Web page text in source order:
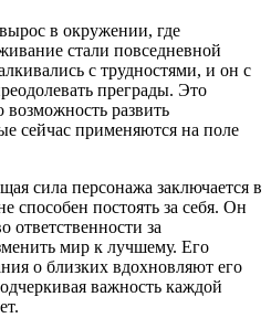
в окружении, где
стали повседневной
с трудностями, и он с
преграды. Это
возможность развить
сейчас применяются на поле
сила персонажа заключается в
способен постоять за себя. Он
ответственности за
мир к лучшему. Его
о близких вдохновляют его
важность каждой